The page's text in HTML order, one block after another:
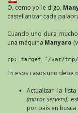
O, como yo le digo,
castellanizar cada
Cuando uno dura
una máquina Manyaro
cp: target ‘/var/tmp/
En esos casos uno debe
Actualizar la
(mirror servers),
por país en busca